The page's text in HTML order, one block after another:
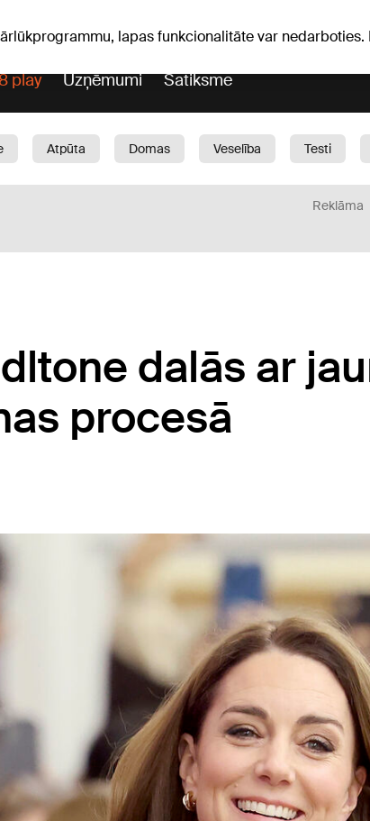
lapas funkcionalitāte var
play Uzņēmumi Satiksme
Atpūta Domas Veselība Testi
Reklāma
dalās ar
procesā